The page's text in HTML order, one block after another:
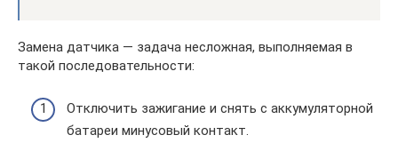
Замена датчика — задача несложная, выполняемая в
такой последовательности:
Отключить зажигание и снять с аккумуляторной
батареи минусовый контакт.